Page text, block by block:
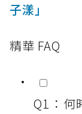
子漾」
精華 FAQ
Q1：何